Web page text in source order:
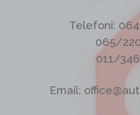
Telefoni:
065/
011/
Email: